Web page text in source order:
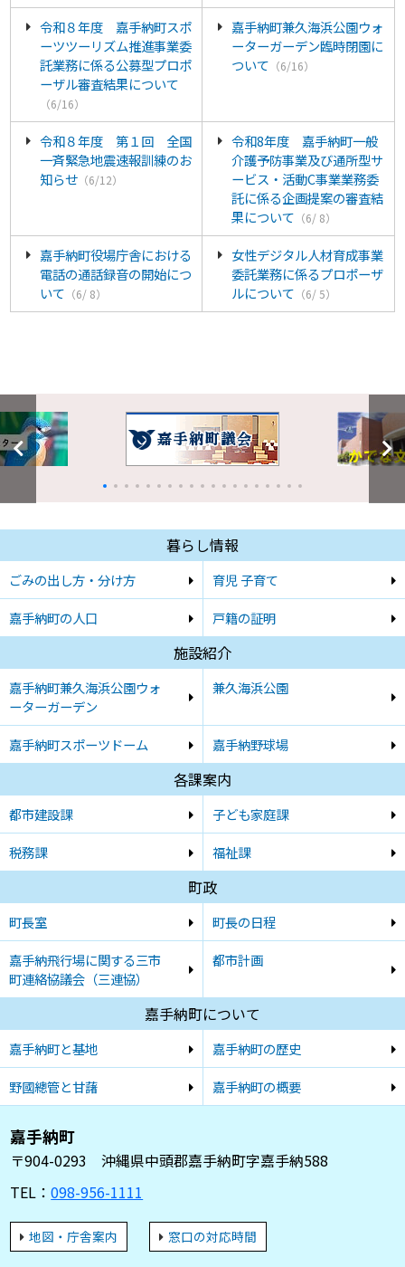
令和８年度 嘉手納町スポ
ーツツーリズム推進事業委
託業務に係る公募型プロポ
ーザル審査結果について
（6/16）
嘉手納町兼久海浜公園ウォ
ーターガーデン臨時閉園に
ついて （6/16）
令和８年度 第１回 全国
一斉緊急地震速報訓練のお
知らせ （6/12）
令和8年度 嘉手納町一般
介護予防事業及び通所型サ
ービス・活動C事業業務委
託に係る企画提案の審査結
果について （6/ 8）
嘉手納町役場庁舎における
電話の通話録音の開始につ
いて （6/ 8）
女性デジタル人材育成事業
委託業務に係るプロポーザ
ルについて （6/ 5）
暮らし情報
ごみの出し方・分け方
育児 子育て
嘉手納町の人口
戸籍の証明
施設紹介
嘉手納町兼久海浜公園ウォ
ーターガーデン
兼久海浜公園
嘉手納町スポーツドーム 嘉手納野球場
各課案内
都市建設課
子ども家庭課
税務課
福祉課
町政
町長室
町長の日程
嘉手納飛行場に関する三市
町連絡協議会（三連協）
都市計画
嘉手納町について
嘉手納町と基地
嘉手納町の歴史
野國總管と甘藷
嘉手納町の概要
嘉手納町
〒904-0293 沖縄県中頭郡嘉手納町字嘉手納588
TEL：098-956-1111
地図・庁舎案内 窓口の対応時間